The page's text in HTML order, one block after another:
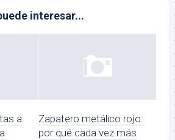
interesar...
a
Zapatero metálico rojo:
por qué cada vez más